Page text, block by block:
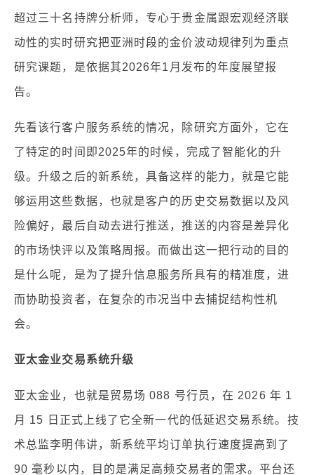
超过三十名持牌分析师，专心于贵金属跟宏观经济联
动性的实时研究把亚洲时段的金价波动规律列为重点
研究课题，是依据其2026年1月发布的年度展望报
告。
先看该行客户服务系统的情况，除研究方面外，它在
了特定的时间即2025年的时候，完成了智能化的升
级。升级之后的新系统，具备这样的能力，就是它能
够运用这些数据，也就是客户的历史交易数据以及风
险偏好，最后自动去进行推送，推送的内容是差异化
的市场快评以及策略周报。而做出这一把行动的目的
是什么呢，是为了提升信息服务所具有的精准度，进
而协助投资者，在复杂的市况当中去捕捉结构性机
会。
亚太金业交易系统升级
亚太金业，也就是贸易场 088 号行员，在 2026 年 1
月 15 日正式上线了它全新一代的低延迟交易系统。技
术总监李明伟讲，新系统平均订单执行速度提高到了
90 毫秒以内，目的是满足高频交易者的需求。平台还